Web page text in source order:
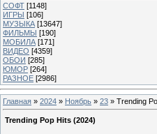
СОФТ [1148]
ИГРЫ [106]
МУЗЫКА [13647]
ФИЛЬМЫ [190]
МОБИЛА [171]
ВИДЕО [4359]
ОБОИ [285]
ЮМОР [264]
РАЗНОЕ [2986]
Главная » 2024 » Ноябрь » 23 » Trending
Trending Pop Hits (2024)